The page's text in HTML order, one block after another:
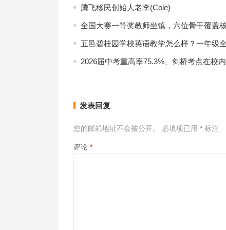
腾飞移民创始人老李(Cole)
全国大赛一等奖教师坐镇，六位骨干覆盖
五邑碧桂园学校英语教学怎么样？一年级
2026届中考重高率75.3%、剑桥考点在校
发表回复
您的邮箱地址不会被公开。 必填项已用 * 标注
评论 *